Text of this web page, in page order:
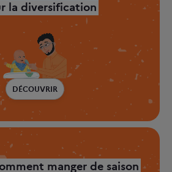
la diversification
DÉCOUVRIR
manger de saison